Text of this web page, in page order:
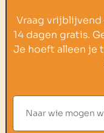
Vraag vrijblijvend
14 dagen gratis.
Je hoeft alleen je